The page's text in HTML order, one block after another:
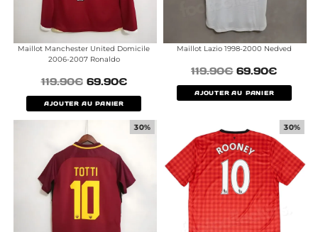
Maillot Manchester United Domicile
2006-2007 Ronaldo
119.90€ 69.90€
AJOUTER AU PANIER
Maillot Lazio 1998-2000 Nedved
119.90€ 69.90€
AJOUTER AU PANIER
30% 30%